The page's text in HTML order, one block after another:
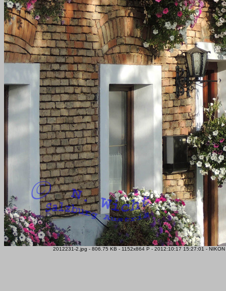
2012231-2.jpg - 806.75 KB - 1152x864 P - 2012:10:17 15:27:01 -